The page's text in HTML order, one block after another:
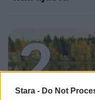
Stara - Do Not
2